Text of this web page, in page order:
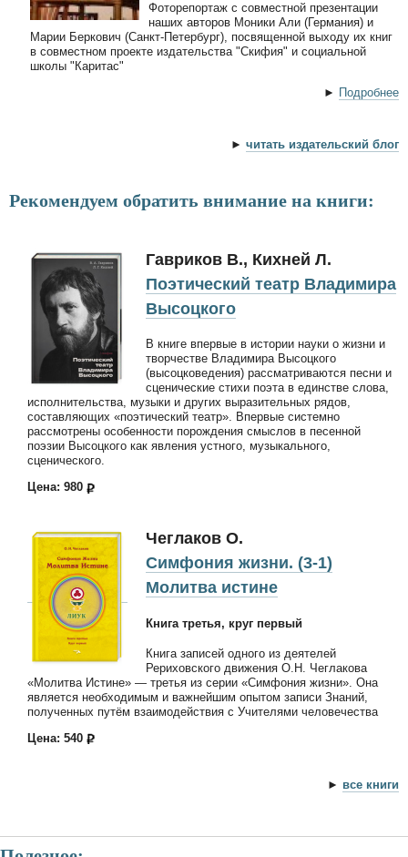
Фоторепортаж с совместной презентации
наших авторов Моники Али (Германия) и
Марии Беркович (Санкт-Петербург), посвященной выходу их книг
в совместном проекте издательства "Скифия" и социальной
школы "Каритас"
► Подробнее
► читать издательский блог
Рекомендуем обратить внимание на книги:
Гавриков В., Кихней Л.
Поэтический театр Владимира
Высоцкого
В книге впервые в истории науки о жизни и
творчестве Владимира Высоцкого
(высоцковедения) рассматриваются песни и
сценические стихи поэта в единстве слова,
исполнительства, музыки и других выразительных рядов,
составляющих «поэтический театр». Впервые системно
рассмотрены особенности порождения смыслов в песенной
поэзии Высоцкого как явления устного, музыкального,
сценического.
Цена: 980
Чеглаков О.
Симфония жизни. (3-1)
Молитва истине
Книга третья, круг первый
Книга записей одного из деятелей
Рериховского движения О.Н. Чеглакова
«Молитва Истине» — третья из серии «Симфония жизни». Она
является необходимым и важнейшим опытом записи Знаний,
полученных путём взаимодействия с Учителями человечества
Цена: 540
► все книги